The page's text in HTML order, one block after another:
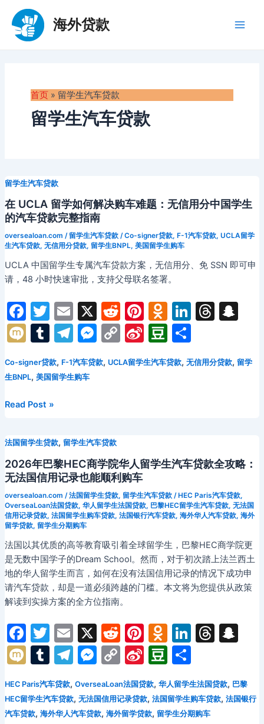
海外贷款
首页» 留学生汽车贷款
留学生汽车贷款
留学生汽车贷款
在 UCLA 留学如何解决购车难题：无信用分中国学生
的汽车贷款完整指南
oversealoan.com / 留学生汽车贷款/Co-signer贷款, F-1汽车贷款, UCLA留学
生汽车贷款, 无信用分贷款, 留学生BNPL, 美国留学生购车
UCLA 中国留学生专属汽车贷款方案，无信用分、免 SSN 即可申
请，48 小时快速审批，支持父母联名签署。
F
a
c
e
b
o
k
T
w
itt
er
E
m
ai
l
X R
e
d
di
Pi
nt
er
e
O
d
n
o
ni
Li
n
k
e
T
a
S
p
M
i
T
m
r
T
e
M
s
g
er
C
p
Si
a
D
u
分
Co-signer贷款, F-1汽车贷款, UCLA留学生汽车贷款, 无信用分贷款, 留学
生BNPL, 美国留学生购车
在
学
如
何
决
购
车
难
题：
无
信
用
中
国
学
的
汽
车
Read Post »
法国留学生贷款, 留学生汽车贷款
2026年巴黎HEC商学院华人留学生汽车贷款全攻略：
无法国信用记录也能顺利购车
oversealoan.com /法国留学生贷款, 留学生汽车贷款/ HEC Paris汽车贷款,
OverseaLoan法国贷款, 华人留学生法国贷款, 巴黎HEC留学生汽车贷款, 无法国
信用记录贷款, 法国留学生购车贷款, 法国银行汽车贷款, 海外华人汽车贷款, 海外
留学贷款, 留学生分期购车
法国以其优质的高等教育吸引着全球留学生，巴黎HEC商学院更
是无数中国学子的Dream School。然而，对于初次踏上法兰西土
地的华人留学生而言，如何在没有法国信用记录的情况下成功申
请汽车贷款，却是一道必须跨越的门槛。本文将为您提供从政策
解读到实操方案的全方位指南。
F
a
c
e
b
T
w
itt
er
E
m
ai
l
X R
e
d
di
t
Pi
nt
er
e
st
O
d
n
o
kl
Li
n
k
e
dI
T
a
d
S
p
c
M
i
T
u
m
bl
T
e
gr
M
s
s
C
o
p
y
Si
n
a
W
D
u
b
分
享
HEC Paris汽车贷款, OverseaLoan法国贷款, 华人留学生法国贷款, 巴黎
HEC留学生汽车贷款, 无法国信用记录贷款, 法国留学生购车贷款, 法国银行
汽车贷款, 海外华人汽车贷款, 海外留学贷款, 留学生分期购车